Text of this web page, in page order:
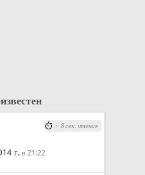
г. в 21:22
~ 8 сек. чтения